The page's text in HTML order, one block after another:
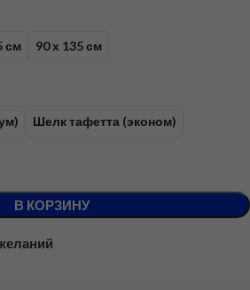
см 90 х 135 см
Шелк тафетта (эконом)
В КОРЗИНУ